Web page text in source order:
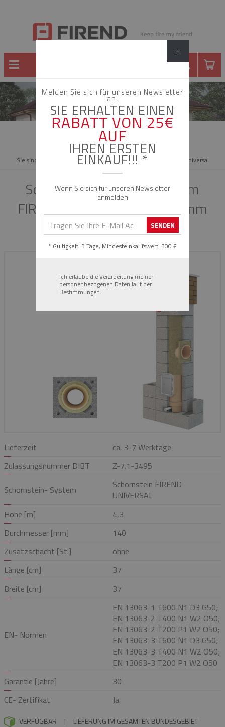
SCHORNSTEINE
Sie sind in: katalog schornsteine firend universal
Schornstein- Bausatz System
FIREND UNIVERSAL DN 140 mm
h=4,3
Lieferzeit
ca. 3-7 Werktage
Zulassungsnummer DIBT
Z-7.1-3495
Schornstein- System
Schornstein FIREND
UNIVERSAL
Höhe [m]
4,3
Durchmesser [mm]
140
Zusatzschacht [St.]
ohne
Länge [cm]
37
Breite [cm]
37
EN- Normen
EN 13063-1 T600 N1 D3 G50;
EN 13063-2 T400 N1 W2 O50;
EN 13063-2 T200 P1 W2 O50;
EN 13063-3 T600 N1 D3 G50;
EN 13063-3 T400 N1 W2 O50;
EN 13063-3 T200 P1 W2 O50
Garantie [Jahre]
30
CE- Zertifikat
Ja
VERFÜGBAR | LIEFERUNG IM GESAMTEN BUNDESGEBIET
Melden Sie sich für unseren Newsletter
an.
SIE ERHALTEN EINEN
RABATT VON 25€
AUF
IHREN ERSTEN
EINKAUF!!! *
Wenn Sie sich für unseren Newsletter
anmelden
* Gultigkeit: 3 Tage, Mindesteinkaufswert: 300 €
Ich erlaube die Verarbeitung meiner
personenbezogenen Daten laut der
Bestimmungen.